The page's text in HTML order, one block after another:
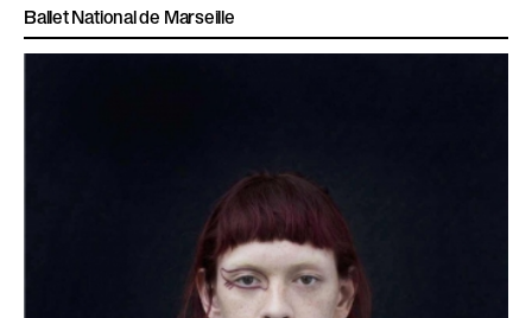
Ballet National de Marseille